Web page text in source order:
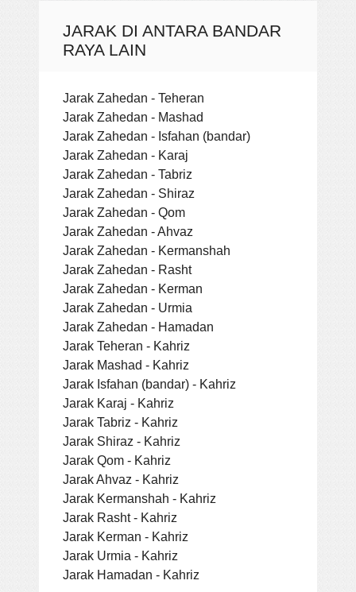
JARAK DI ANTARA BANDAR
RAYA LAIN
Jarak Zahedan - Teheran
Jarak Zahedan - Mashad
Jarak Zahedan - Isfahan (bandar)
Jarak Zahedan - Karaj
Jarak Zahedan - Tabriz
Jarak Zahedan - Shiraz
Jarak Zahedan - Qom
Jarak Zahedan - Ahvaz
Jarak Zahedan - Kermanshah
Jarak Zahedan - Rasht
Jarak Zahedan - Kerman
Jarak Zahedan - Urmia
Jarak Zahedan - Hamadan
Jarak Teheran - Kahriz
Jarak Mashad - Kahriz
Jarak Isfahan (bandar) - Kahriz
Jarak Karaj - Kahriz
Jarak Tabriz - Kahriz
Jarak Shiraz - Kahriz
Jarak Qom - Kahriz
Jarak Ahvaz - Kahriz
Jarak Kermanshah - Kahriz
Jarak Rasht - Kahriz
Jarak Kerman - Kahriz
Jarak Urmia - Kahriz
Jarak Hamadan - Kahriz